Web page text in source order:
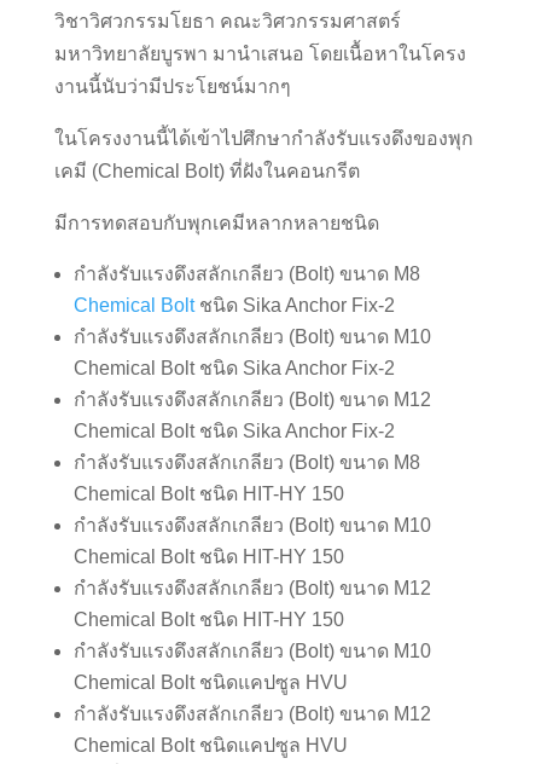
วิชาวิศวกรรมโยธา คณะวิศวกรรมศาสตร์
มหาวิทยาลัยบูรพา มานำเสนอ โดยเนื้อหาในโครง
งานนี้นับว่ามีประโยชน์มากๆ
ในโครงงานนี้ได้เข้าไปศึกษากําลังรับแรงดึงของพุก
เคมี (Chemical Bolt) ที่ฝังในคอนกรีต
มีการทดสอบกับพุกเคมีหลากหลายชนิด
กําลังรับแรงดึงสลักเกลียว (Bolt) ขนาด M8
Chemical Boltชนิด Sika Anchor Fix-2
กําลังรับแรงดึงสลักเกลียว (Bolt) ขนาด M10
Chemical Bolt ชนิด Sika Anchor Fix-2
กําลังรับแรงดึงสลักเกลียว (Bolt) ขนาด M12
Chemical Bolt ชนิด Sika Anchor Fix-2
กําลังรับแรงดึงสลักเกลียว (Bolt) ขนาด M8
Chemical Bolt ชนิด HIT-HY 150
กําลังรับแรงดึงสลักเกลียว (Bolt) ขนาด M10
Chemical Bolt ชนิด HIT-HY 150
กําลังรับแรงดึงสลักเกลียว (Bolt) ขนาด M12
Chemical Bolt ชนิด HIT-HY 150
กําลังรับแรงดึงสลักเกลียว (Bolt) ขนาด M10
Chemical Bolt ชนิดแคปซูล HVU
กําลังรับแรงดึงสลักเกลียว (Bolt) ขนาด M12
Chemical Bolt ชนิดแคปซูล HVU